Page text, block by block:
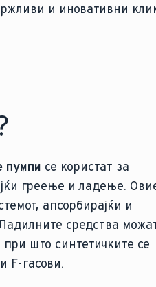
и иновативни
пумпи се користат за
греење и ладење.
апсорбирајќи и
средства
при што синтетичките се
F-гасови.